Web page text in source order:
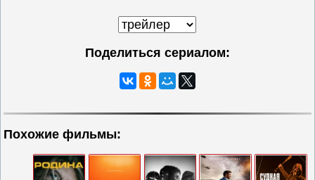
Поделиться сериалом:
Похожие фильмы: